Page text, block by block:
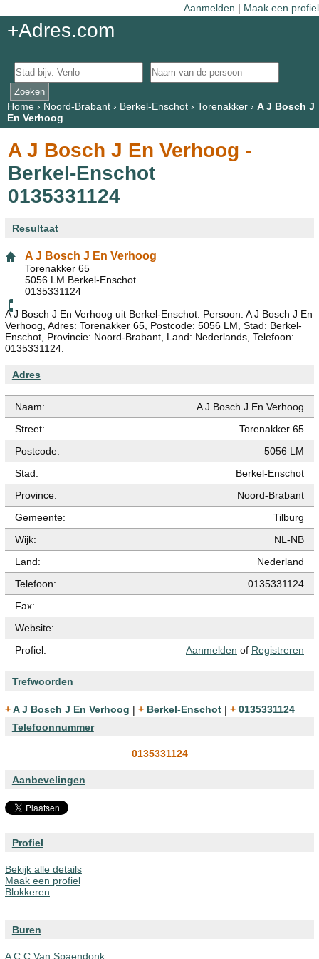
Aanmelden | Maak een profiel
+Adres.com
Home› Noord-Brabant› Berkel-Enschot› Torenakker› A J Bosch J
En Verhoog
A J Bosch J En Verhoog -
Berkel-Enschot
0135331124
Resultaat
A J Bosch J En Verhoog
Torenakker 65
5056 LM Berkel-Enschot
0135331124
A J Bosch J En Verhoog uit Berkel-Enschot. Persoon: A J Bosch J En
Verhoog, Adres: Torenakker 65, Postcode: 5056 LM, Stad: Berkel-
Enschot, Provincie: Noord-Brabant, Land: Nederlands, Telefoon:
0135331124.
Adres
Naam:
A J Bosch J En Verhoog
Street:
Torenakker 65
Postcode:
5056 LM
Stad:
Berkel-Enschot
Province:
Noord-Brabant
Gemeente:
Tilburg
Wijk:
NL-NB
Land:
Nederland
Telefoon:
0135331124
Fax:
Website:
Profiel:
Aanmelden of Registreren
Trefwoorden
+ A J Bosch J En Verhoog | + Berkel-Enschot |
+ 0135331124
Telefoonnummer
0135331124
Aanbevelingen
Profiel
Bekijk alle details
Maak een profiel
Blokkeren
Buren
A C C Van Spaendonk